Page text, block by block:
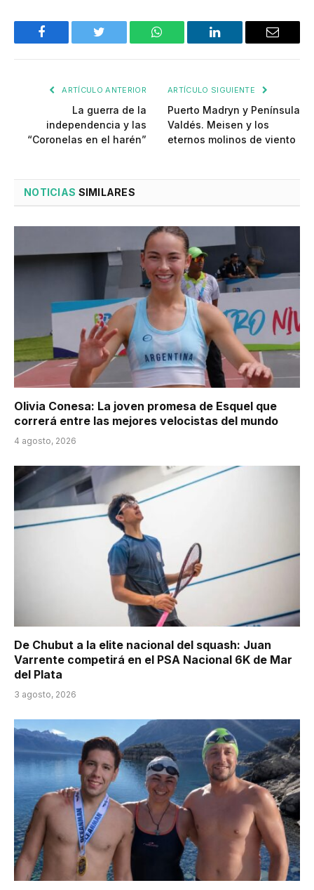
Facebook Twitter WhatsApp LinkedIn Email
ARTÍCULO ANTERIOR
La guerra de la
independencia y las
“Coronelas en el harén”
ARTÍCULO SIGUIENTE
Puerto Madryn y Península
Valdés. Meisen y los
eternos molinos de viento
NOTICIAS SIMILARES
Olivia Conesa: La joven promesa de Esquel que
correrá entre las mejores velocistas del mundo
4 agosto, 2026
De Chubut a la elite nacional del squash: Juan
Varrente competirá en el PSA Nacional 6K de Mar
del Plata
3 agosto, 2026